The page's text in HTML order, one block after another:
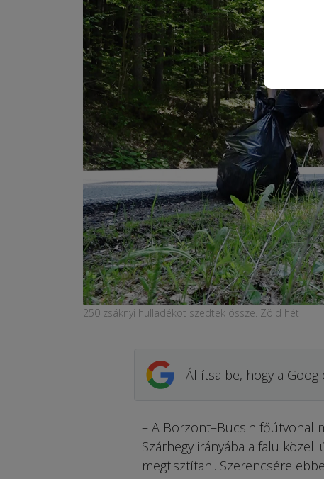
250 zsáknyi hulladékot szedtek össze. Zöld hét
Állítsa be, hogy a
– A Borzont–Bucsin főútvonal
Szárhegy irányába a falu
megtisztítani. Szerencsére